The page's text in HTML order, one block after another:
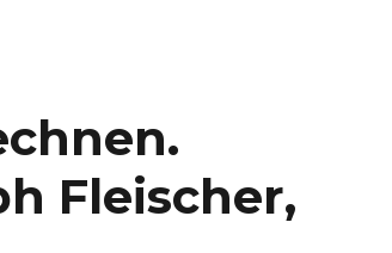
Fleischer,